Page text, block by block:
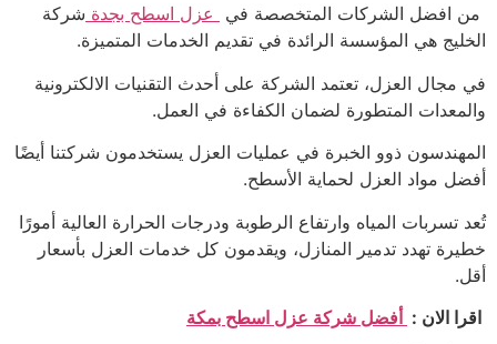
من افضل الشركات المتخصصة في
عزل اسطح بجدة شركة
الخليج هي المؤسسة الرائدة في تقديم الخدمات المتميزة.
في مجال العزل، تعتمد الشركة على أحدث التقنيات الالكترونية
والمعدات المتطورة لضمان الكفاءة في العمل.
المهندسون ذوو الخبرة في عمليات العزل يستخدمون شركتنا أيضًا
أفضل مواد العزل لحماية الأسطح.
تُعد تسربات المياه وارتفاع الرطوبة ودرجات الحرارة العالية أمورًا
خطيرة تهدد تدمير المنازل، ويقدمون كل خدمات العزل بأسعار
أقل.
اقرا الان : أفضل شركة عزل اسطح بمكة